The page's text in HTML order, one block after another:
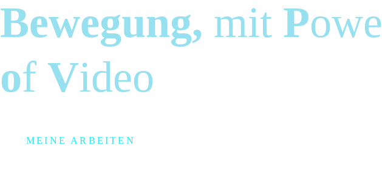
Bewegung, mit P
of Video
MEINE ARBEITEN